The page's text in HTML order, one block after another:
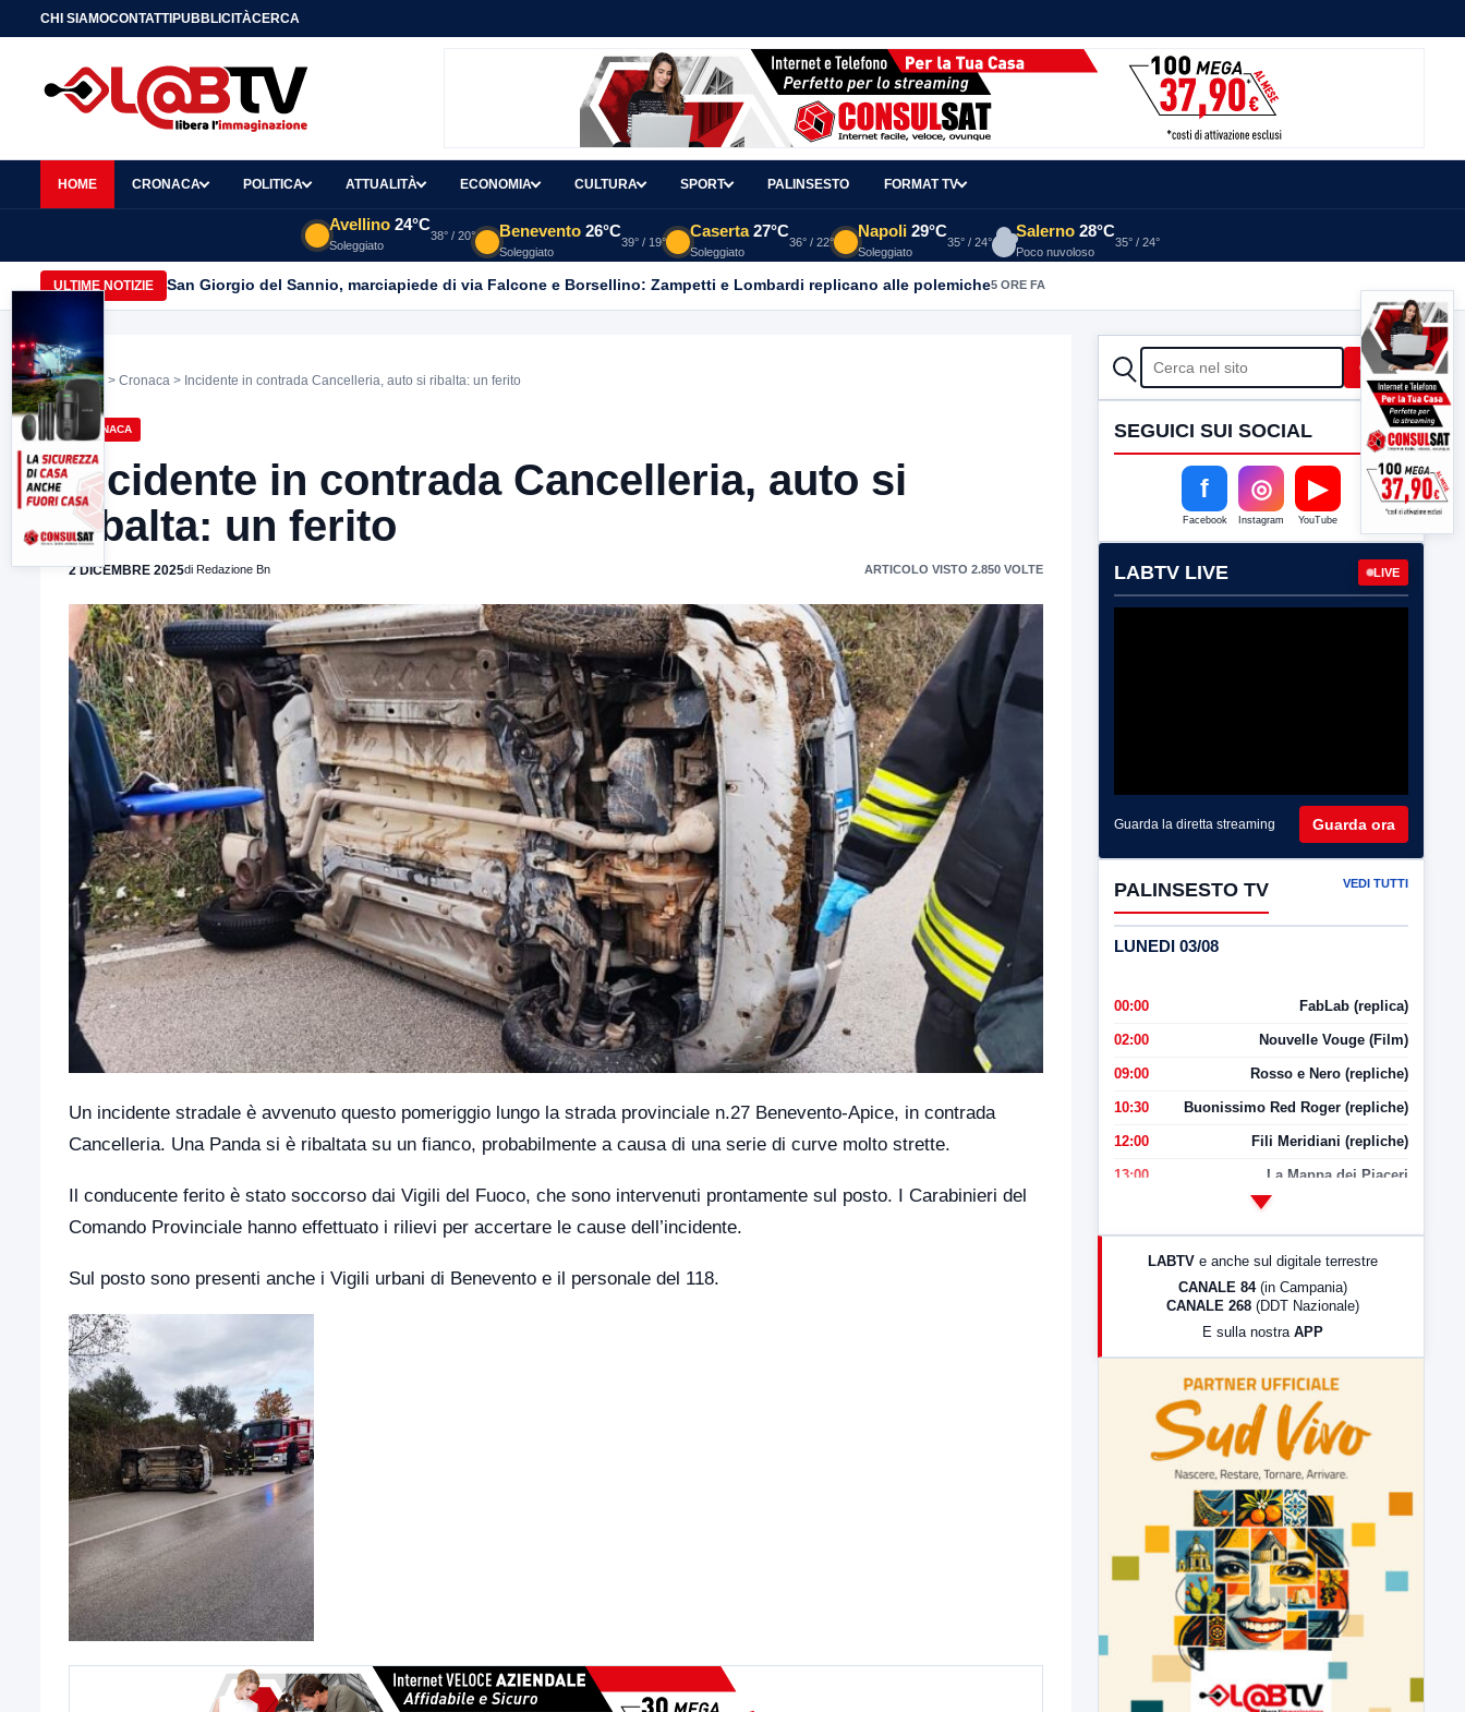
CHI SIAMOCONTATTIPUBBLICITÀCERCA
HOME CRONACA POLITICA ATTUALITÀ ECONOMIA CULTURA SPORT PALINSESTO FORMAT TV
Avellino 24°C
Soleggiato
38° / 20° Benevento 26°C
Soleggiato
39° / 19°
Caserta 27°C
Soleggiato
36° / 22°
Napoli 29°C
Soleggiato
35° / 24°
Salerno 28°C
Poco nuvoloso
35° / 24°
ULTIME NOTIZIE San Giorgio del Sannio, marciapiede di via Falcone e Borsellino: Zampetti e Lombardi replicano alle polemiche5 ORE FA
Home > Cronaca > Incidente in contrada Cancelleria, auto si ribalta: un ferito
CRONACA
Incidente in contrada Cancelleria, auto si
ribalta: un ferito
2 DICEMBRE 2025di Redazione Bn ARTICOLO VISTO 2.850 VOLTE
Un incidente stradale è avvenuto questo pomeriggio lungo la strada provinciale n.27 Benevento-Apice, in contrada
Cancelleria. Una Panda si è ribaltata su un fianco, probabilmente a causa di una serie di curve molto strette.
Il conducente ferito è stato soccorso dai Vigili del Fuoco, che sono intervenuti prontamente sul posto. I Carabinieri del
Comando Provinciale hanno effettuato i rilievi per accertare le cause dell’incidente.
Sul posto sono presenti anche i Vigili urbani di Benevento e il personale del 118.
CERCA Cerca
SEGUICI SUI SOCIAL
f
Facebook
◎
Instagram
▶
YouTube
LABTV LIVE LIVE
Guarda la diretta streaming Guarda ora
PALINSESTO TV VEDI TUTTI
LUNEDI 03/08
00:00 FabLab (replica)
02:00 Nouvelle Vouge (Film)
09:00 Rosso e Nero (repliche)
10:30 Buonissimo Red Roger (repliche)
12:00 Fili Meridiani (repliche)
13:00 La Mappa dei Piaceri
LabNews (Diretta)
LabNews (replica)
LABTV e anche sul digitale terrestre
CANALE 84 (in Campania)
CANALE 268 (DDT Nazionale)
E sulla nostra APP